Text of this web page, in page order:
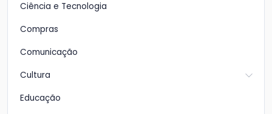
Ciência e Tecnologia
Compras
Comunicação
Cultura
Educação